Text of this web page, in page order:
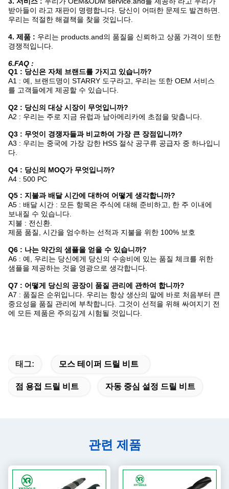
받아들이 라고 재판이 명령합니다. 당신이 어떠한 문제도 발견하면.
우리는 적절한 해결책을 찾을 것입니다.
4. 제품 : 우리는 products.and의 품질을 신뢰하고 상품 가격이 또한
경쟁적입니다.
6.FAQ :
Q1 : 당신은 자체 브랜드를 가지고 있습니까?
A1 : 예, 브랜드명이 STARRY 도구라고, 우리는 또한 OEM 서비스
를 고객들에게 제공할 수 있습니다.
Q2 : 당신의 대상 시장이 무엇입니까?
A2 : 우리는 주로 지금 유럽과 남아메리카에 초점을 맞춥니다.
Q3 : 무엇이 경쟁자들과 비교하여 가장 큰 장점입니까?
A3 : 우리는 중국에 가장 강한 HSS 절삭 공구류 공급자 중 하나입니
다.
Q4 : 당신의 MOQ가 무엇입니까?
A4 : 500 PC
Q5 : 지불과 배달 시간에 대하여 어떻게 생각합니까?
A5 : 배달 시간 : 모든 항목은 주식에 대해 준비하고, 한 주 이내에
보내질 수 있습니다.
지불 : 전신환.
제품 품질, 시간을 엄수하는 선적과 지불을 위한 100% 보호
Q6 : 나는 약간의 샘플을 얻을 수 있습니까?
A6 : 예, 우리는 당신에게 당신의 수송비에 있는 품질 체크를 위한
샘플을 제공하는 것을 영광으로 생각합니다.
Q7 : 어떻게 당신의 공장이 품질 관리에 관하여 합니까?
A7 : 품질은 순위입니다. 우리는 항상 생산의 말에 바로 처음부터 큰
중요성을 품질 관리에 부착합니다. 그것이 선적을 위해 싸여지기 전
에 모든 제품은 주의깊게 시험될 것입니다.
태그: 모스 테이퍼 드릴 비트
점 용접 드릴 비트 자동 중심 설정 드릴 비트
관련 제품